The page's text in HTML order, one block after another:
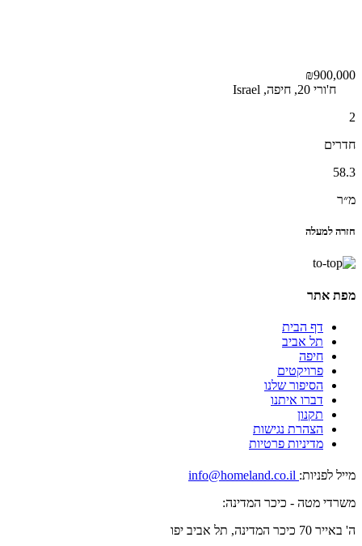
₪900,000
ח'ורי 20, חיפה, Israel
2
חדרים
58.3
מ״ר
חזרה למעלה
מפת אתר
דף הבית
תל אביב
חיפה
פרויקטים
הסיפור שלנו
דברו איתנו
תקנון
הצהרת נגישות
מדיניות פרטיות
מייל לפניות:
משרדי מטה - כיכר המדינה:
ה' באייר 70 כיכר המדינה, תל אביב יפו